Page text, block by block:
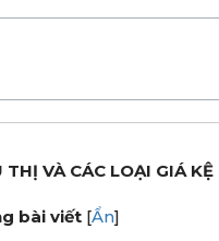
THỊ VÀ CÁC LOẠI GIÁ
bài viết [Ẩn]